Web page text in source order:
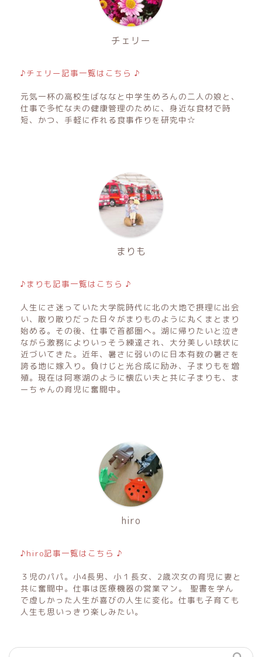
チェリー
♪チェリー記事一覧はこちら ♪
元気一杯の高校生ばななと中学生めろんの二人の娘と、
仕事で多忙な夫の健康管理のために、身近な食材で時
短、かつ、手軽に作れる食事作りを研究中☆
まりも
♪まりも記事一覧はこちら ♪
人生にさ迷っていた大学院時代に北の大地で摂理に出会
い、散り散りだった日々がまりものように丸くまとまり
始める。その後、仕事で首都圏へ。湖に帰りたいと泣き
ながら激務によりいっそう練達され、大分美しい球状に
近づいてきた。近年、暑さに弱いのに日本有数の暑さを
誇る地に嫁入り。負けじと光合成に励み、子まりもを増
殖。現在は阿寒湖のように懐広い夫と共に子まりも、ま
ーちゃんの育児に奮闘中。
hiro
♪hiro記事一覧はこちら ♪
３児のパパ。小4長男、小１長女、2歳次女の育児に妻と
共に奮闘中。仕事は医療機器の営業マン。 聖書を学ん
で虚しかった人生が喜びの人生に変化。仕事も子育ても
人生も思いっきり楽しみたい。